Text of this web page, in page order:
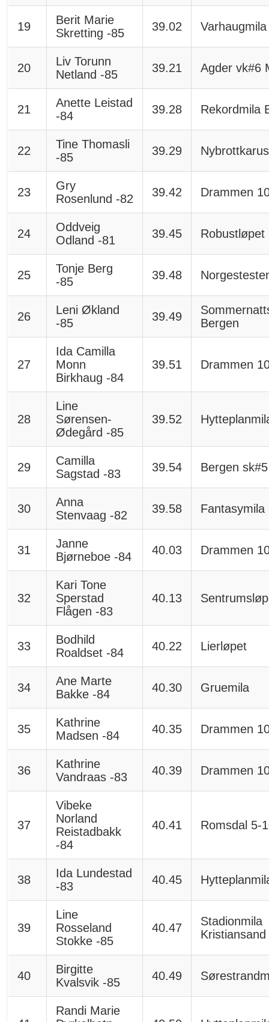
19
Berit Marie
Skretting -85
39.02 Varhaugmila
20
Liv Torunn
Netland -85
39.21 Agder vk#6
21
Anette Leistad
-84
39.28 Rekordmila
22
Tine Thomasli
-85
39.29
23
Gry
Rosenlund -82
39.42 Drammen
24
Oddveig
Odland -81
39.45 Robustløpet
25
Tonje Berg
-85
39.48
26
Leni Økland
-85
39.49
Bergen
27
Ida Camilla
Monn
Birkhaug -84
39.51 Drammen
28
Line
Sørensen-
Ødegård -85
39.52
29
Camilla
Sagstad -83
39.54 Bergen sk#5
30
Anna
Stenvaag -82
39.58 Fantasymila
31
Janne
Bjørneboe -84
40.03 Drammen
32
Kari Tone
Sperstad
Flågen -83
40.13
33
Bodhild
Roaldset -84
40.22 Lierløpet
34
Ane Marte
Bakke -84
40.30 Gruemila
35
Kathrine
Madsen -84
40.35 Drammen
36
Kathrine
Vandraas -83
40.39 Drammen
37
Vibeke
Norland
Reistadbakk
-84
40.41 Romsdal 5-
38
Ida Lundestad
-83
40.45
39
Line
Rosseland
Stokke -85
40.47
Stadionmila
Kristiansand
40
Birgitte
Kvalsvik -85
40.49
Randi Marie